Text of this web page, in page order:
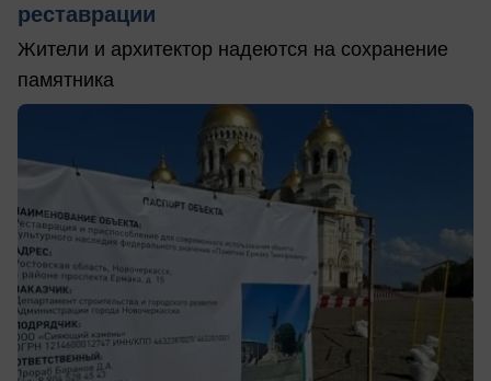
реставрации
Жители и архитектор надеются на сохранение
памятника